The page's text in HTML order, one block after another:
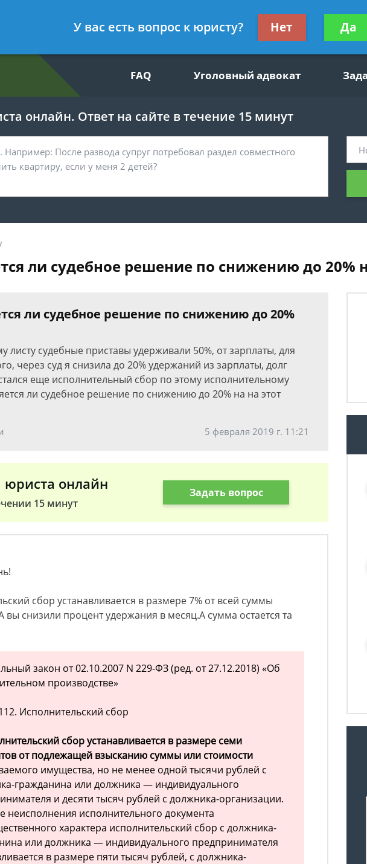
- Юрист по общим вопросам, гражданский юрист
Получите
FAQ Уголовный адвокат
онлайн. Ответ на сайте в течение 15 минут
ли судебное решение по снижению до 20%
ли судебное решение по снижению до 20%
листу судебные приставы удерживали 50%, от зарплаты, для
через суд я снизила до 20% удержаний из зарплаты, долг
еще исполнительный сбор по этому исполнительному
ли судебное решение по снижению до 20% на на этот
5 февраля 2019 г. 11:21
юриста онлайн
15 минут
Задать вопрос
сбор устанавливается в размере 7% от всей суммы
вы снизили процент удержания в месяц.А сумма остается та
закон от 02.10.2007 N 229-ФЗ (ред. от 27.12.2018) «Об
производстве»
Исполнительский сбор
сбор устанавливается в размере семи
от подлежащей взысканию суммы или стоимости
имущества, но не менее одной тысячи рублей с
гражданина или должника — индивидуального
и десяти тысяч рублей с должника-организации.
неисполнения исполнительного документа
характера исполнительский сбор с должника-
или должника — индивидуального предпринимателя
в размере пяти тысяч рублей, с должника-
У вас есть вопрос к юристу? Нет Да